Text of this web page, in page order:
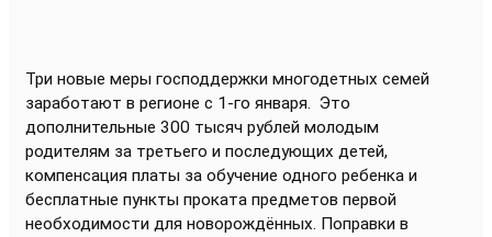
Три новые меры господдержки многодетных семей
заработают в регионе с 1-го января. Это
дополнительные 300 тысяч рублей молодым
родителям за третьего и последующих детей,
компенсация платы за обучение одного ребенка и
бесплатные пункты проката предметов первой
необходимости для новорождённых. Поправки в